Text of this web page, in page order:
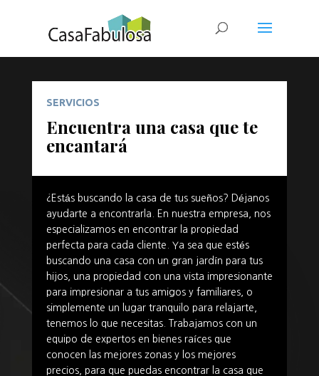
SERVICIOS
Encuentra una casa que te
encantará
¿Estás buscando la casa de tus sueños? Déjanos
ayudarte a encontrarla. En nuestra empresa, nos
especializamos en encontrar la propiedad
perfecta para cada cliente. Ya sea que estés
buscando una casa con un gran jardín para tus
hijos, una propiedad con una vista impresionante
para impresionar a tus amigos y familiares, o
simplemente un lugar tranquilo para relajarte,
tenemos lo que necesitas. Trabajamos con un
equipo de expertos en bienes raíces que
conocen las mejores zonas y los mejores
precios, para que puedas encontrar la casa que